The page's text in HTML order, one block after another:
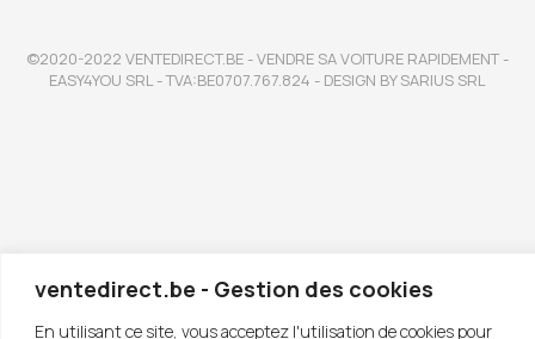
ventedirect.be - Gestion des cookies
En utilisant ce site, vous acceptez l'utilisation de cookies pour
©2020-2022 VENTEDIRECT.BE - VENDRE SA VOITURE RAPIDEMENT -
EASY4YOU SRL - TVA:BE0707.767.824 - DESIGN BY SARIUS SRL